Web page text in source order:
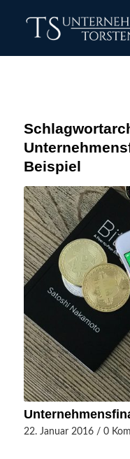
Beispiel
22. Januar 2016 / 0